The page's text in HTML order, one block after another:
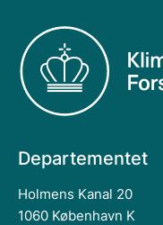
Departementet
Holmens Kanal 20
1060 København K